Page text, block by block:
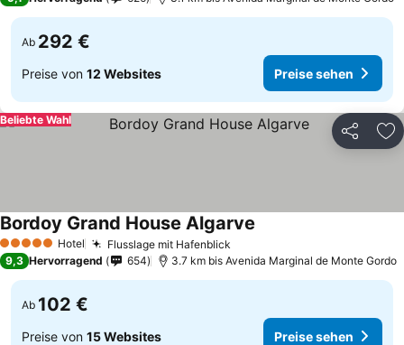
Ab 292 €
Preise von 12 Websites Preise sehen
Teilen
Beliebte Wahl
5 Sterne Hotel Flusslage mit Hafenblick
Bordoy Grand House Algarve
9,3 Hervorragend 654 3.7 km bis Avenida Marginal de Monte Gordo
Ab 102 €
Preise von 15 Websites Preise sehen